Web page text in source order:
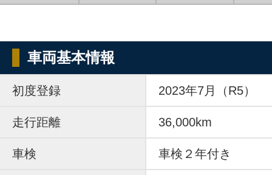
車両基本情報
初度登録 2023年7月（R5）
走行距離 36,000km
車検 車検２年付き